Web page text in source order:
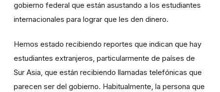
gobierno federal que están asustando a los estudiantes
internacionales para lograr que les den dinero.
Hemos estado recibiendo reportes que indican que hay
estudiantes extranjeros, particularmente de países de
Sur Asia, que están recibiendo llamadas telefónicas que
parecen ser del gobierno. Habitualmente, la persona que